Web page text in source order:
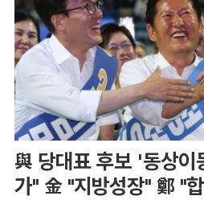
與 당대표 후보 '동상
가" 金 "지방성장" 鄭 "